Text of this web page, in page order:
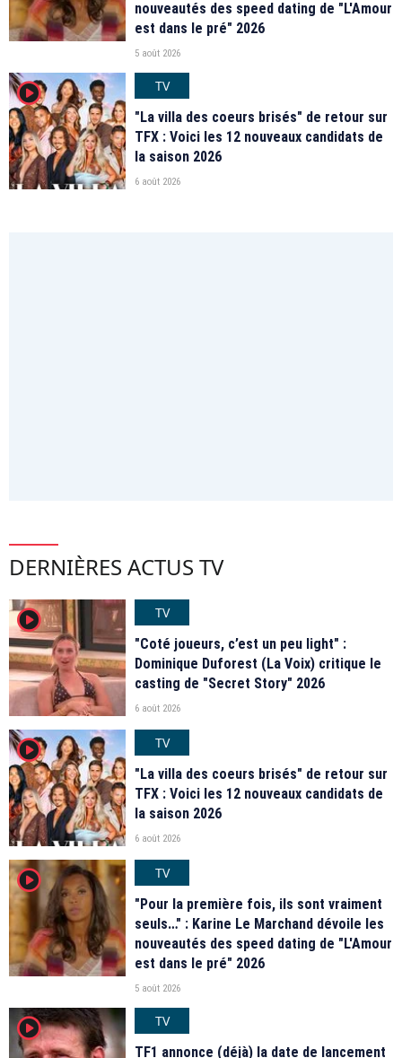
nouveautés des speed dating de "L'Amour
est dans le pré" 2026
5 août 2026
player2
TV
"La villa des coeurs brisés" de retour sur
TFX : Voici les 12 nouveaux candidats de
la saison 2026
6 août 2026
DERNIÈRES ACTUS TV
player2
TV
"Coté joueurs, c’est un peu light" :
Dominique Duforest (La Voix) critique le
casting de "Secret Story" 2026
6 août 2026
player2
TV
"La villa des coeurs brisés" de retour sur
TFX : Voici les 12 nouveaux candidats de
la saison 2026
6 août 2026
player2
TV
"Pour la première fois, ils sont vraiment
seuls…" : Karine Le Marchand dévoile les
nouveautés des speed dating de "L'Amour
est dans le pré" 2026
5 août 2026
player2
TV
TF1 annonce (déjà) la date de lancement